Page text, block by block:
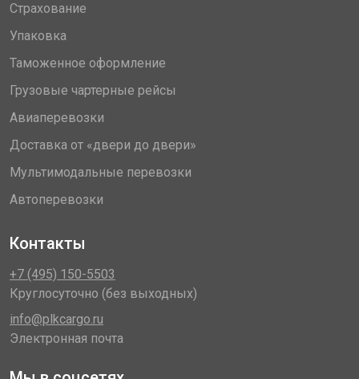
Страхование
Упаковка
Таможенное оформление
Грузовые чартерные рейсы
Авиаперевозки
Доставка от «двери до двери»
Мультимодальные перевозки
Автоперевозки
Контакты
+7 (495) 150-5503
Круглосуточно (без выходных)
info@plkcargo.ru
Электронная почта